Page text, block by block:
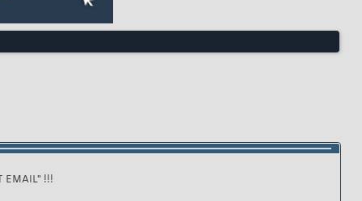
EMAIL" !!!